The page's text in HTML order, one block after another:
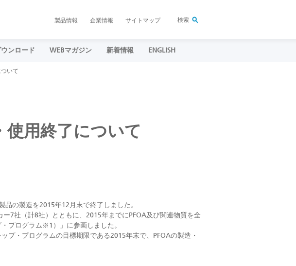
製品情報 企業情報 サイトマップ 検索
ンロード WEBマガジン 新着情報 ENGLISH
いて
使用終了について
の製造を2015年12月末で終了しました。
7社（計8社）とともに、2015年までにPFOA及び関連物質を全
プログラム※1）」に参画しました。
プ・プログラムの目標期限である2015年末で、PFOAの製造・